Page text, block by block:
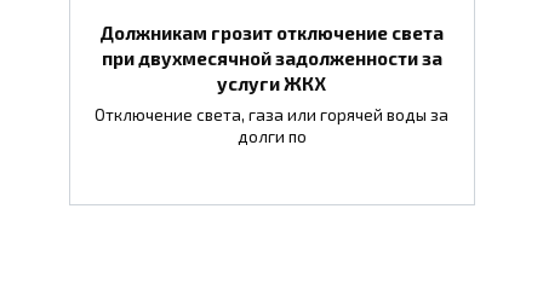
Должникам грозит отключение света
при двухмесячной задолженности за
услуги ЖКХ
Отключение света, газа или горячей воды за
долги по